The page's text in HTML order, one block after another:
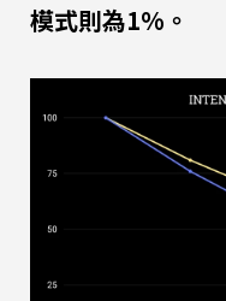
模式則為1%。